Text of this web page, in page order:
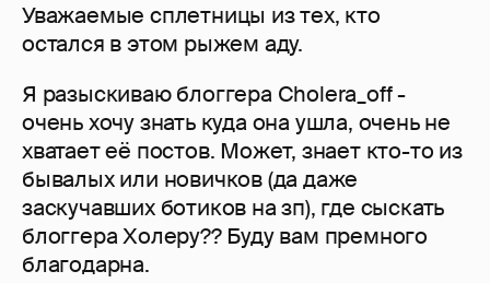
Уважаемые сплетницы из тех, кто
остался в этом рыжем аду.
Я разыскиваю блоггера Cholera_off -
очень хочу знать куда она ушла, очень не
хватает её постов. Может, знает кто-то из
бывалых или новичков (да даже
заскучавших ботиков на зп), где сыскать
блоггера Холеру?? Буду вам премного
благодарна.